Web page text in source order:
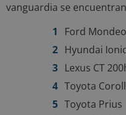
vanguardia se
Ford
Hyundai
Lexus CT
Toyota
Toyota Prius